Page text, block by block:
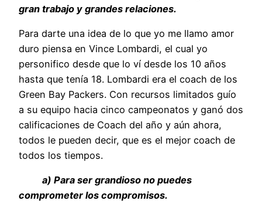
gran trabajo y grandes relaciones.
Para darte una idea de lo que yo me llamo amor
duro piensa en Vince Lombardi, el cual yo
personifico desde que lo ví desde los 10 años
hasta que tenía 18. Lombardi era el coach de los
Green Bay Packers. Con recursos limitados guío
a su equipo hacia cinco campeonatos y ganó dos
calificaciones de Coach del año y aún ahora,
todos le pueden decir, que es el mejor coach de
todos los tiempos.
a) Para ser grandioso no puedes
comprometer los compromisos.